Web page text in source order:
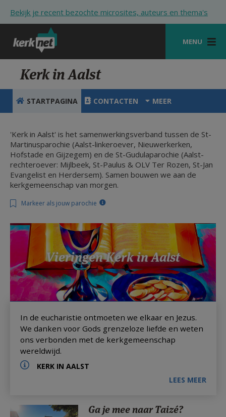
Bekijk je recent bezochte microsites, auteurs en thema's
MENU
STARTPAGINA
VIERINGEN
SHOP
ZOEKEN
HULP
AANMELDEN OF REGISTREREN
Kerk in Aalst
STARTPAGINA CONTACTEN MEER
'Kerk in Aalst' is het samenwerkingsverband tussen de St-
Martinusparochie (Aalst-linkeroever, Nieuwerkerken,
Hofstade en Gijzegem) en de St-Gudulaparochie (Aalst-
rechteroever: Mijlbeek, St-Paulus & OLV Ter Rozen, St-Jan
Evangelist en Herdersem). Samen bouwen we aan de
kerkgemeenschap van morgen.
Markeer als jouw parochie
Vieringen Kerk in Aalst
In de eucharistie ontmoeten we elkaar en Jezus.
We danken voor Gods grenzeloze liefde en weten
ons verbonden met de kerkgemeenschap
wereldwijd.
KERK IN AALST
LEES MEER
Ga je mee naar Taizé?